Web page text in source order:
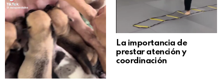
La importancia de
prestar atención y
coordinación